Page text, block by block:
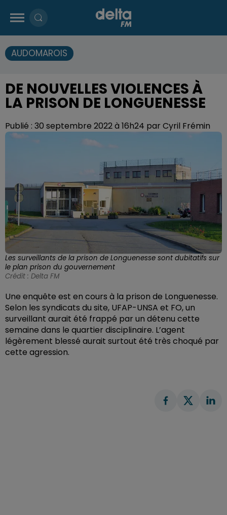
AUDOMAROIS
DE NOUVELLES VIOLENCES À
LA PRISON DE LONGUENESSE
Publié : 30 septembre 2022 à 16h24 par Cyril Frémin
Les surveillants de la prison de Longuenesse sont dubitatifs sur
le plan prison du gouvernement
Crédit : Delta FM
Une enquête est en cours à la prison de Longuenesse.
Selon les syndicats du site, UFAP-UNSA et FO, un
surveillant aurait été frappé par un détenu cette
semaine dans le quartier disciplinaire. L’agent
légèrement blessé aurait surtout été très choqué par
cette agression.